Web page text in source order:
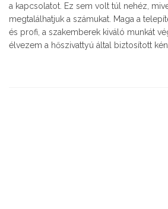
a kapcsolatot. Ez sem volt túl nehéz,
megtalálhatjuk a számukat. Maga a
és profi, a szakemberek kiváló munkát
élvezem a hőszivattyú által biztosított